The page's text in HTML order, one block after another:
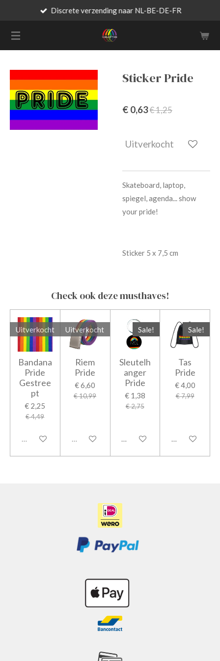
naar
de
Discrete verzending naar NL-BE-DE-FR
Sticker Pride
€ 0,63€ 1,25
Uitverkocht
Skateboard, laptop,
spiegel, agenda... show
your pride!
Sticker 5 x 7,5 cm
Check ook deze musthaves!
Uitverkocht
Bandana
Pride
Gestree
pt
€ 2,25
€ 4,49
Uitverkocht
Uitverkocht
Riem
Pride
€ 6,60
€ 10,99
Uitverkocht
Sale!
Sleutelh
anger
Pride
€ 1,38
€ 2,75
In winkelwagen
Sale!
Tas
Pride
€ 4,00
€ 7,99
In